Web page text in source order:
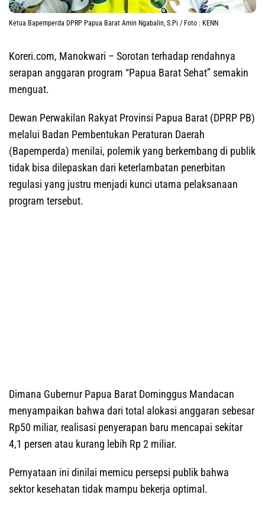
Ketua Bapemperda DPRP Papua Barat Amin Ngabalin, S.Pi / Foto : KENN
Koreri.com, Manokwari – Sorotan terhadap rendahnya
serapan anggaran program “Papua Barat Sehat” semakin
menguat.
Dewan Perwakilan Rakyat Provinsi Papua Barat (DPRP PB)
melalui Badan Pembentukan Peraturan Daerah
(Bapemperda) menilai, polemik yang berkembang di publik
tidak bisa dilepaskan dari keterlambatan penerbitan
regulasi yang justru menjadi kunci utama pelaksanaan
program tersebut.
Dimana Gubernur Papua Barat Dominggus Mandacan
menyampaikan bahwa dari total alokasi anggaran sebesar
Rp50 miliar, realisasi penyerapan baru mencapai sekitar
4,1 persen atau kurang lebih Rp 2 miliar.
Pernyataan ini dinilai memicu persepsi publik bahwa
sektor kesehatan tidak mampu bekerja optimal.